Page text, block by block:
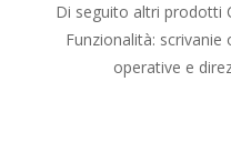
Di seguito altri prodotti
Funzionalità: scrivanie
operative e